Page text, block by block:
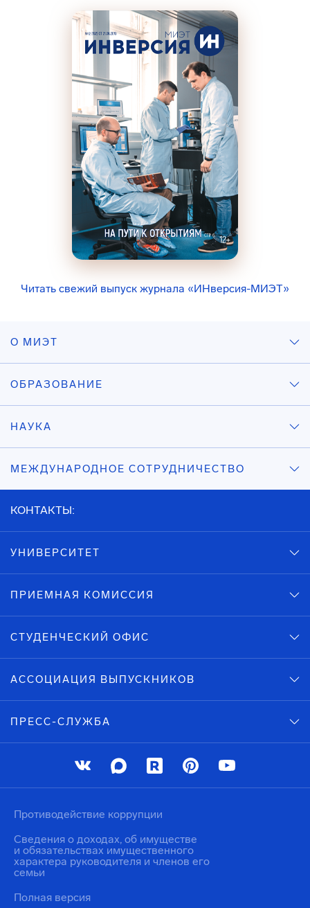
Читать свежий выпуск журнала «ИНверсия-МИЭТ»
О МИЭТ
ОБРАЗОВАНИЕ
НАУКА
МЕЖДУНАРОДНОЕ СОТРУДНИЧЕСТВО
КОНТАКТЫ:
УНИВЕРСИТЕТ
ПРИЕМНАЯ КОМИССИЯ
СТУДЕНЧЕСКИЙ ОФИС
АССОЦИАЦИЯ ВЫПУСКНИКОВ
ПРЕСС-СЛУЖБА
Противодействие коррупции
Сведения о доходах, об имуществе
и обязательствах имущественного
характера руководителя и членов его
семьи
Полная версия